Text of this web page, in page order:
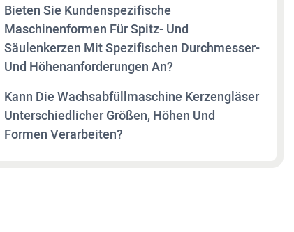
Bieten Sie Kundenspezifische
Maschinenformen Für Spitz- Und
Säulenkerzen Mit Spezifischen Durchmesser-
Und Höhenanforderungen An?
Kann Die Wachsabfüllmaschine Kerzengläser
Unterschiedlicher Größen, Höhen Und
Formen Verarbeiten?